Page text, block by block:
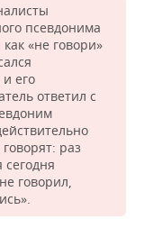
псевдонима
«не говори»
его
ответил с
раз
говорил,